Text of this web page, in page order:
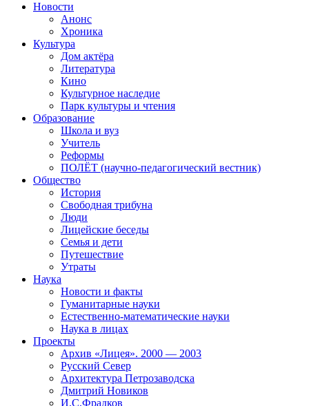
Новости
Анонс
Хроника
Культура
Дом актёра
Литература
Кино
Культурное наследие
Парк культуры и чтения
Образование
Школа и вуз
Учитель
Реформы
ПОЛЁТ (научно-педагогический вестник)
Общество
История
Свободная трибуна
Люди
Лицейские беседы
Семья и дети
Путешествие
Утраты
Наука
Новости и факты
Гуманитарные науки
Естественно-математические науки
Наука в лицах
Проекты
Архив «Лицея». 2000 — 2003
Русский Север
Архитектура Петрозаводска
Дмитрий Новиков
И.С.Фрадков